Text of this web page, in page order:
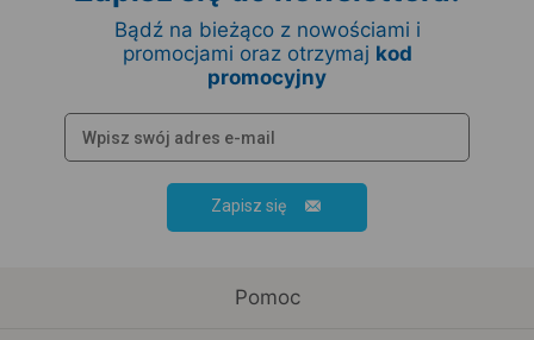
Bądź na bieżąco z nowościami i
promocjami oraz otrzymaj kod
promocyjny
Zapisz się
Pomoc